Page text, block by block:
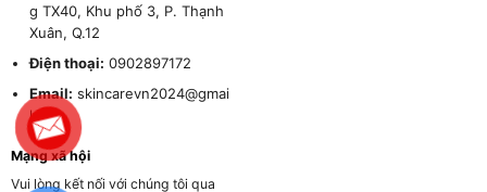
g TX40, Khu phố 3, P. Thạnh
Xuân, Q.12
Điện thoại: 0902897172
Email: skincarevn2024@gmai
l.com
Mạng xã hội
Vui lòng kết nối với chúng tôi qua